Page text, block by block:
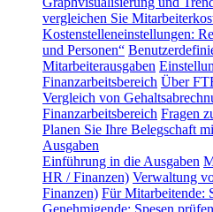
vergleichen Sie
Kostenstelleneinstellungen:
und Personen“
Mitarbeiterausgaben
Finanzarbeitsbereich Über
Vergleich von
Finanzarbeitsbereich Fragen
Planen Sie Ihre Belegschaft
Ausgaben
Einführung in die Ausgaben
HR / Finanzen) Verwaltung
Finanzen) Für Mitarbeitende:
Genehmigende: Spesen